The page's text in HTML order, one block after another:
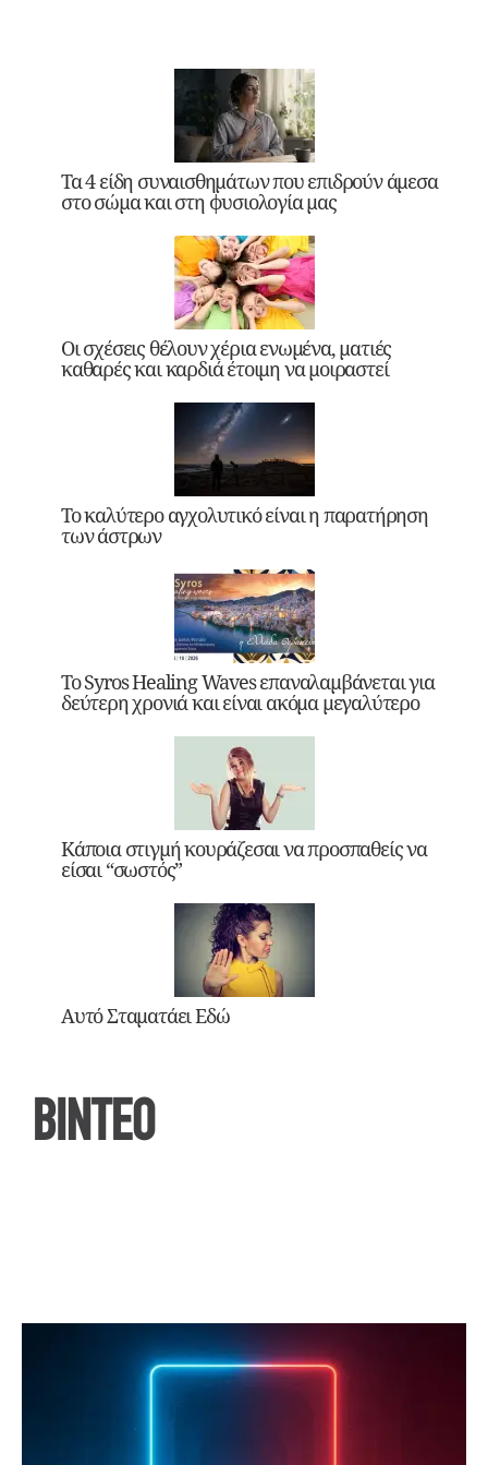
Τα 4 είδη συναισθημάτων που επιδρούν άμεσα
στο σώμα και στη φυσιολογία μας
Οι σχέσεις θέλουν χέρια ενωμένα, ματιές
καθαρές και καρδιά έτοιμη να μοιραστεί
Το καλύτερο αγχολυτικό είναι η παρατήρηση
των άστρων
Το Syros Healing Waves επαναλαμβάνεται για
δεύτερη χρονιά και είναι ακόμα μεγαλύτερο
Κάποια στιγμή κουράζεσαι να προσπαθείς να
είσαι “σωστός”
Αυτό Σταματάει Εδώ
ΒΙΝΤΕΟ